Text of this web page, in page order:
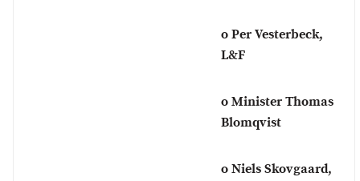
o Per Vesterbeck,
L&F
o Minister Thomas
Blomqvist
o Niels Skovgaard,